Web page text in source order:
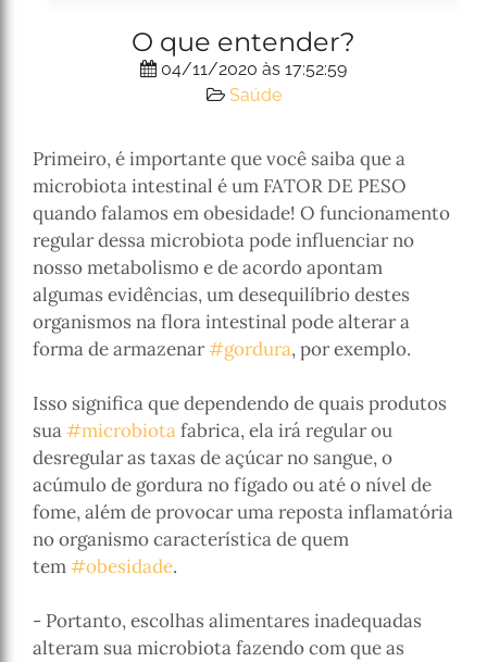
O que entender?
04/11/2020 às 17:52:59
Saúde
Primeiro, é importante que você saiba que a
microbiota intestinal é um FATOR DE PESO
quando falamos em obesidade! O funcionamento
regular dessa microbiota pode influenciar no
nosso metabolismo e de acordo apontam
algumas evidências, um desequilíbrio destes
organismos na flora intestinal pode alterar a
forma de armazenar#gordura, por exemplo.
Isso significa que dependendo de quais produtos
sua#microbiotafabrica, ela irá regular ou
desregular as taxas de açúcar no sangue, o
acúmulo de gordura no fígado ou até o nível de
fome, além de provocar uma reposta inflamatória
no organismo característica de quem
tem#obesidade.
- Portanto, escolhas alimentares inadequadas
alteram sua microbiota fazendo com que as